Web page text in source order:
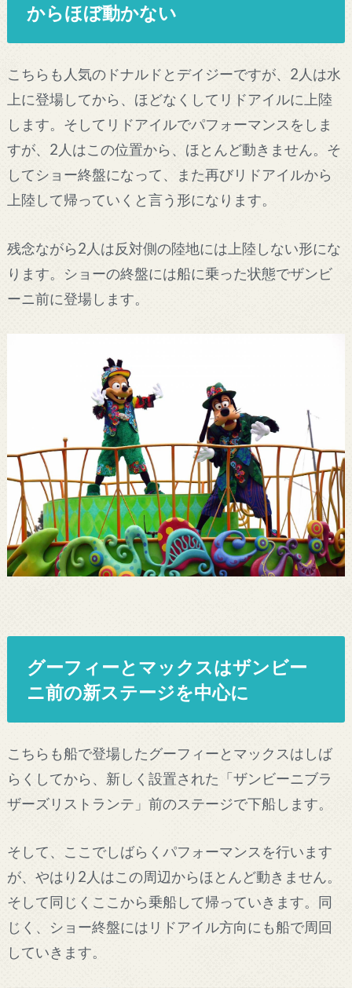
からほぼ動かない
こちらも人気のドナルドとデイジーですが、2人は水
上に登場してから、ほどなくしてリドアイルに上陸
します。そしてリドアイルでパフォーマンスをしま
すが、2人はこの位置から、ほとんど動きません。そ
してショー終盤になって、また再びリドアイルから
上陸して帰っていくと言う形になります。
残念ながら2人は反対側の陸地には上陸しない形にな
ります。ショーの終盤には船に乗った状態でザンビ
ーニ前に登場します。
グーフィーとマックスはザンビー
ニ前の新ステージを中心に
こちらも船で登場したグーフィーとマックスはしば
らくしてから、新しく設置された「ザンビーニブラ
ザーズリストランテ」前のステージで下船します。
そして、ここでしばらくパフォーマンスを行います
が、やはり2人はこの周辺からほとんど動きません。
そして同じくここから乗船して帰っていきます。同
じく、ショー終盤にはリドアイル方向にも船で周回
していきます。